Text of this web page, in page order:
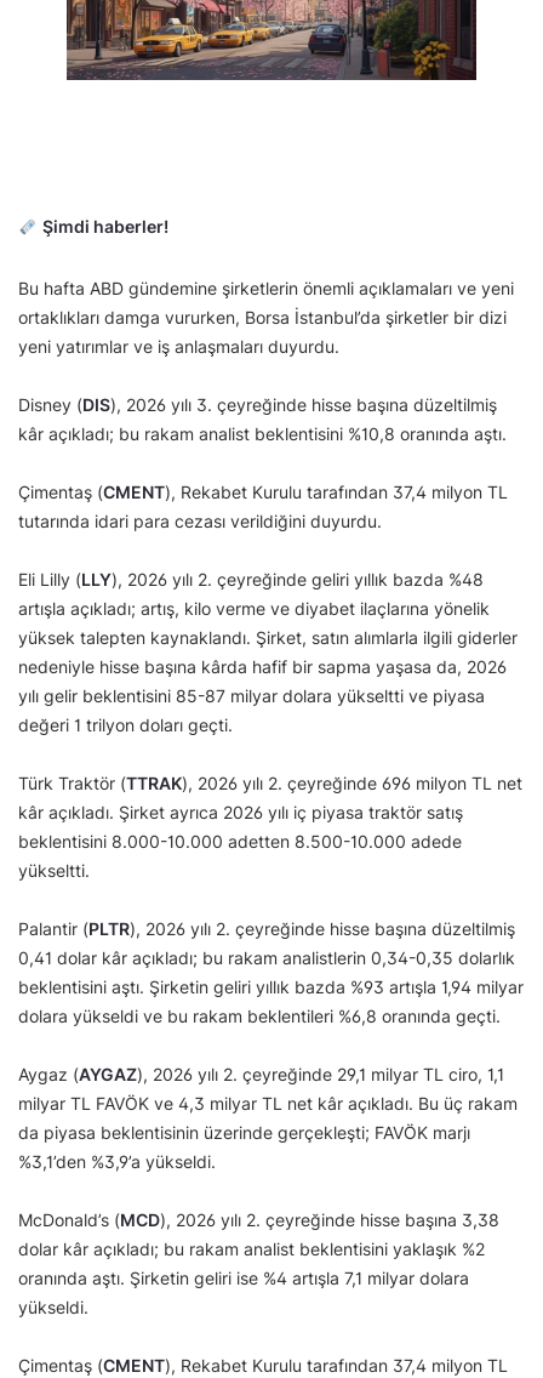
Şimdi haberler!
Bu hafta ABD gündemine şirketlerin önemli açıklamaları ve yeni
ortaklıkları damga vururken, Borsa İstanbul’da şirketler bir dizi
yeni yatırımlar ve iş anlaşmaları duyurdu.
Disney (DIS), 2026 yılı 3. çeyreğinde hisse başına düzeltilmiş
kâr açıkladı; bu rakam analist beklentisini %10,8 oranında aştı.
Çimentaş (CMENT), Rekabet Kurulu tarafından 37,4 milyon TL
tutarında idari para cezası verildiğini duyurdu.
Eli Lilly (LLY), 2026 yılı 2. çeyreğinde geliri yıllık bazda %48
artışla açıkladı; artış, kilo verme ve diyabet ilaçlarına yönelik
yüksek talepten kaynaklandı. Şirket, satın alımlarla ilgili giderler
nedeniyle hisse başına kârda hafif bir sapma yaşasa da, 2026
yılı gelir beklentisini 85-87 milyar dolara yükseltti ve piyasa
değeri 1 trilyon doları geçti.
Türk Traktör (TTRAK), 2026 yılı 2. çeyreğinde 696 milyon TL net
kâr açıkladı. Şirket ayrıca 2026 yılı iç piyasa traktör satış
beklentisini 8.000-10.000 adetten 8.500-10.000 adede
yükseltti.
Palantir (PLTR), 2026 yılı 2. çeyreğinde hisse başına düzeltilmiş
0,41 dolar kâr açıkladı; bu rakam analistlerin 0,34-0,35 dolarlık
beklentisini aştı. Şirketin geliri yıllık bazda %93 artışla 1,94 milyar
dolara yükseldi ve bu rakam beklentileri %6,8 oranında geçti.
Aygaz (AYGAZ), 2026 yılı 2. çeyreğinde 29,1 milyar TL ciro, 1,1
milyar TL FAVÖK ve 4,3 milyar TL net kâr açıkladı. Bu üç rakam
da piyasa beklentisinin üzerinde gerçekleşti; FAVÖK marjı
%3,1’den %3,9’a yükseldi.
McDonald’s (MCD), 2026 yılı 2. çeyreğinde hisse başına 3,38
dolar kâr açıkladı; bu rakam analist beklentisini yaklaşık %2
oranında aştı. Şirketin geliri ise %4 artışla 7,1 milyar dolara
yükseldi.
Çimentaş (CMENT), Rekabet Kurulu tarafından 37,4 milyon TL